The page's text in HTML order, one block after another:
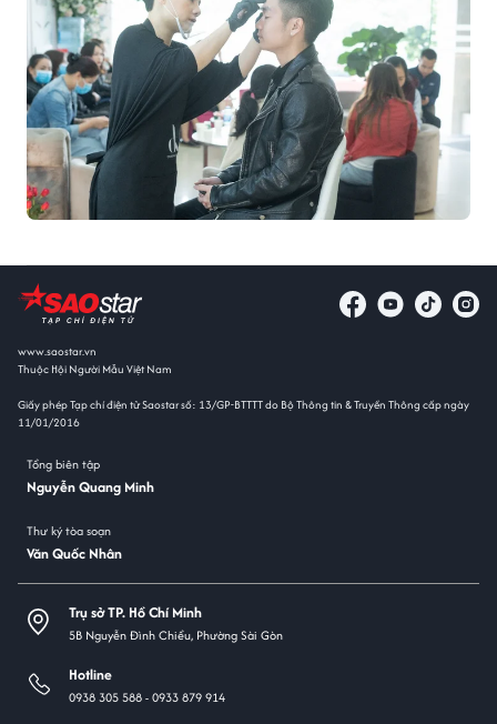
www.saostar.vn
Thuộc Hội Người Mẫu Việt Nam
Giấy phép Tạp chí điện tử Saostar số: 13/GP-BTTTT do Bộ Thông tin & Truyền Thông cấp ngày
11/01/2016
Tổng biên tập
Nguyễn Quang Minh
Thư ký tòa soạn
Văn Quốc Nhân
Trụ sở TP. Hồ Chí Minh
5B Nguyễn Đình Chiểu, Phường Sài Gòn
Hotline
0938 305 588 -0933 879 914